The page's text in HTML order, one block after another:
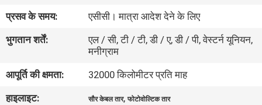
फैक्टरी
यात्रा
गुणवत्ता
नियंत्रण
प्रसव के समय:
एसीसी। मात्रा आदेश देने के लिए
भुगतान शर्तें:
एल / सी, टी / टी, डी / ए, डी / पी, वेस्टर्न यूनियन,
मनीग्राम
आपूर्ति की क्षमता:
32000 किलोमीटर प्रति माह
हाइलाइट:
सौर केबल तार,फोटोवोल्टिक तार